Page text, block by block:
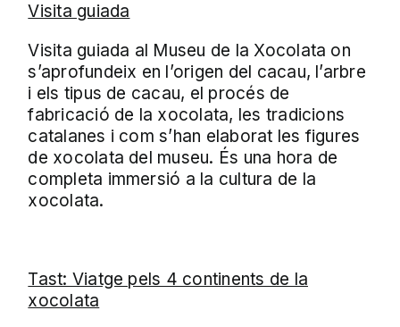
Visita guiada
Visita guiada al Museu de la Xocolata on
s’aprofundeix en l’origen del cacau, l’arbre
i els tipus de cacau, el procés de
fabricació de la xocolata, les tradicions
catalanes i com s’han elaborat les figures
de xocolata del museu. És una hora de
completa immersió a la cultura de la
xocolata.
Tast: Viatge pels 4 continents de la
xocolata